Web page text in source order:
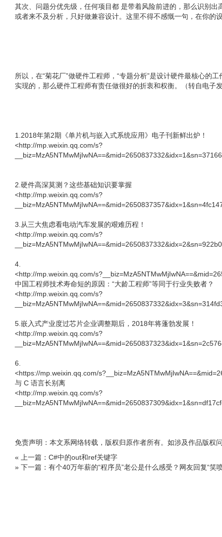
其次、问题分优先级，任何项目都 是带着风险前进的，那么识别
或者来不及分析，只好做兼容设计。这里不得不感慨一句，在你
所以，在“菊花厂”做硬件工程师，“专题分析”是设计硬件最核心
实现的，那么硬件工程师有责任做很好的折衷和权衡。（转自电子
1.2018年第2期《单片机与嵌入式系统应用》电子刊新鲜出炉！
<http://mp.weixin.qq.com/s?
2.硬件高深莫测？这些基础知识要掌握
<http://mp.weixin.qq.com/s?
3.从三大焦虑看电动汽车发展的艰难历程！
<http://mp.weixin.qq.com/s?
4.
<http://mp.weixin.qq.com/
中国工程师技术寿命短的原因：“大龄工程师”等同于行业失败者？
<http://mp.weixin.qq.com/s?
5.嵌入式产业度过芯片企业调整期后，2018年将蓬勃发展！
<http://mp.weixin.qq.com/s?
6.
<https://mp.weixin.qq.com/
与 C 语言长别离
<http://mp.weixin.qq.com/s?
免责声明：本文系网络转载，版权归原作者所有。如涉及作品版
« 上一篇：C#中的out和ref关键字
» 下一篇：有个40万年薪的“程序员”老公是什么感受？网友回复“笑